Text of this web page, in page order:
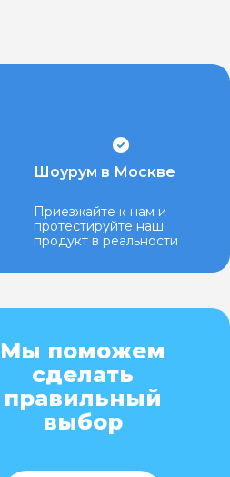
Шоурум в Москве
Приезжайте к нам и
протестируйте наш
продукт в реальности
Мы поможем
сделать
правильный
выбор